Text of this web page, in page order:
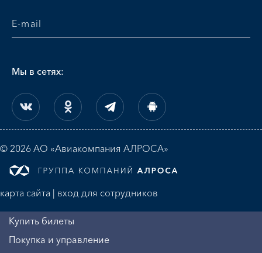
Мы в сетях:
© 2026 АО «Авиакомпания АЛРОСА»
карта сайта | вход для сотрудников
Купить билеты
Покупка и управление